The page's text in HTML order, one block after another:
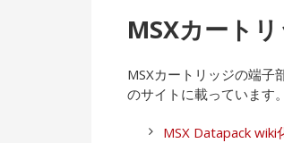
MSXカート
MSXカートリッジの端
のサイトに載っています。
MSX Datapack wiki